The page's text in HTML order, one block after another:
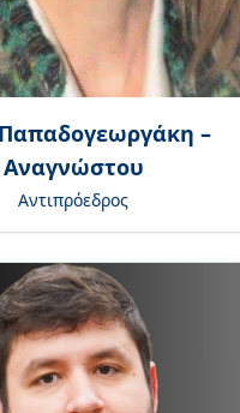
–
Αναγνώστου
Αντιπρόεδρος